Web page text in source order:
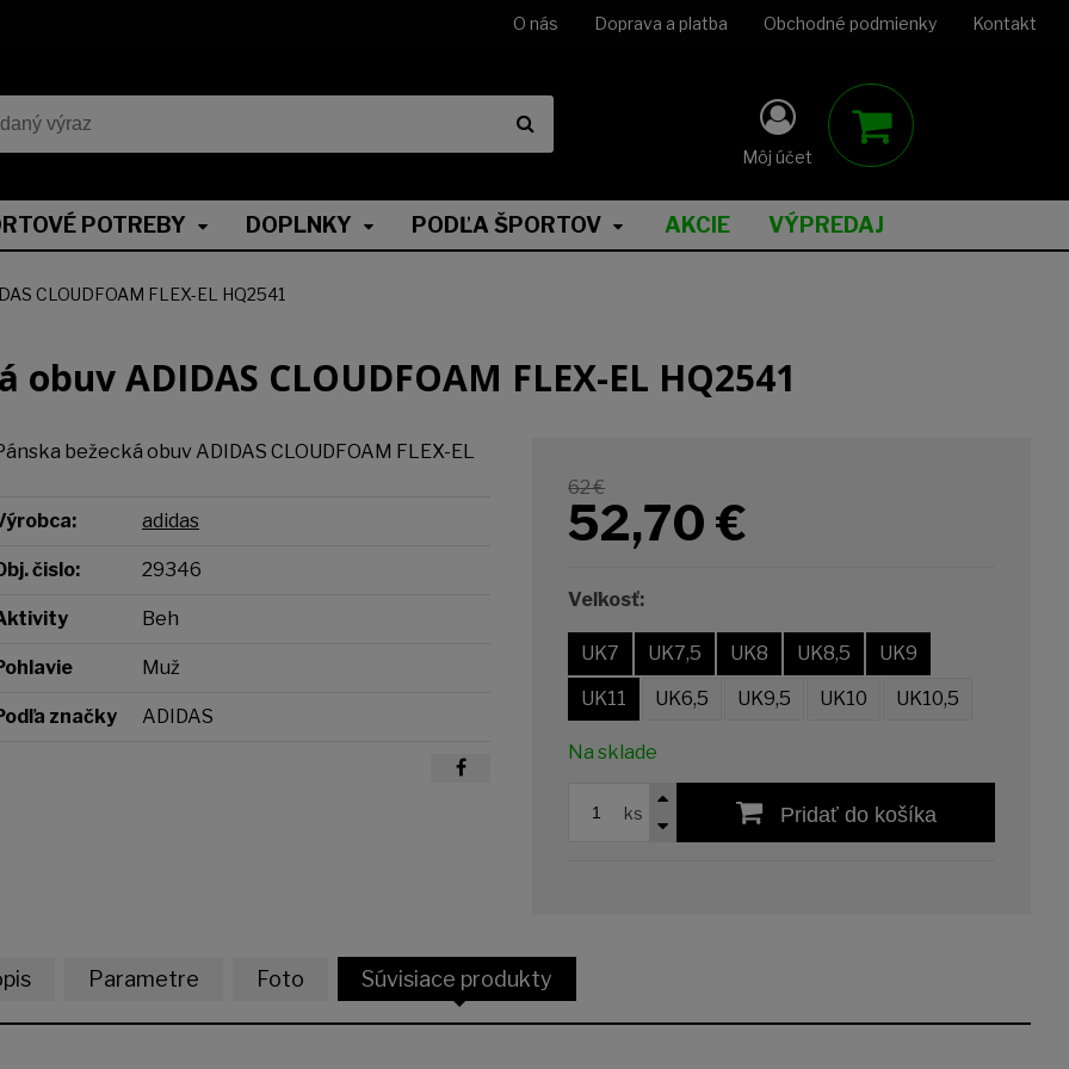
O nás Doprava a platba Obchodné podmienky Kontakt
Môj účet
POTREBY DOPLNKY PODĽA ŠPORTOV AKCIE VÝPREDAJ
CLOUDFOAM FLEX-EL HQ2541
obuv ADIDAS CLOUDFOAM FLEX-EL HQ2541
62 €
52,70 €
Veľkosť:
UK7 UK7,5 UK8 UK8,5
UK9
UK11
UK6,5 UK9,5 UK10 UK10,5
Na sklade
ks Pridať do košíka
bežecká obuv ADIDAS CLOUDFOAM FLEX-EL
adidas
čislo: 29346
Beh
Muž
značky ADIDAS
Parametre Foto Súvisiace produkty